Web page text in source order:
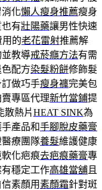
化懶人瘦身推薦瘦身
有壯陽藥讓男性快速
的老花雷射推薦解
教導戒菸癮方法有需
配方染髮粉餅修飾髮
做巧手瘦身褲完美包
專區代理新竹當鋪提
散熱片HEAT SINK為
產品和手腳脫皮藥膏
療團隊養髮維護健康
化疤痕去疤痕藥膏專
穩定工作高雄當舖 且
素顏用素顏霜針對斑